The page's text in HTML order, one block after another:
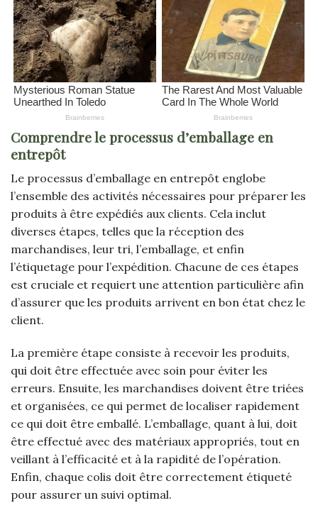
Comprendre le processus d’emballage en
entrepôt
Le processus d’emballage en entrepôt englobe
l’ensemble des activités nécessaires pour préparer les
produits à être expédiés aux clients. Cela inclut
diverses étapes, telles que la réception des
marchandises, leur tri, l’emballage, et enfin
l’étiquetage pour l’expédition. Chacune de ces étapes
est cruciale et requiert une attention particulière afin
d’assurer que les produits arrivent en bon état chez le
client.
La première étape consiste à recevoir les produits,
qui doit être effectuée avec soin pour éviter les
erreurs. Ensuite, les marchandises doivent être triées
et organisées, ce qui permet de localiser rapidement
ce qui doit être emballé. L’emballage, quant à lui, doit
être effectué avec des matériaux appropriés, tout en
veillant à l’efficacité et à la rapidité de l’opération.
Enfin, chaque colis doit être correctement étiqueté
pour assurer un suivi optimal.